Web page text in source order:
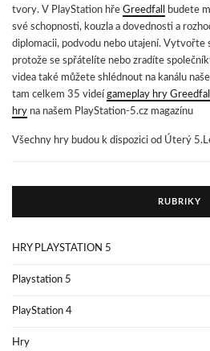
tvory. V PlayStation hře Greedfall
budete
své schopnosti, kouzla a dovednosti a
diplomacii, podvodu nebo utajení. Vytvořte
protože se spřátelíte nebo zradíte
videa také můžete shlédnout na kanálu
tam celkem 35 videí gameplay hry Greedfall
hry na našem PlayStation-5.cz magazínu
Všechny hry budou k dispozici od Úterý
RUBRIKY
HRY PLAYSTATION 5
Playstation 5
PlayStation 4
Hry